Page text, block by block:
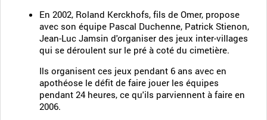
En 2002, Roland Kerckhofs, fils de Omer, propose
avec son équipe Pascal Duchenne, Patrick Stienon,
Jean-Luc Jamsin d'organiser des jeux inter-villages
qui se déroulent sur le pré à coté du cimetière.
Ils organisent ces jeux pendant 6 ans avec en
apothéose le défit de faire jouer les équipes
pendant 24 heures, ce qu'ils parviennent à faire en
2006.